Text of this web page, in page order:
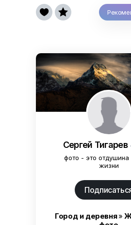
 
Сергей Тигарев
фото - это
жизни
Город и деревня»